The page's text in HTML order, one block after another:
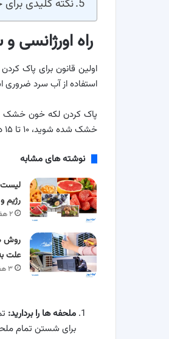
نکته کلیدی
راه اورژانسی
اولین قانون برای پاک
استفاده از آب سرد ضروری
پاک کردن لکه خون خشک
خشک شده شوید، ۱۰ تا ۱۵ دقیقه وقت بگذارید و مراحل زیر را انجام دهید:
نوشته های مشابه
لیست
رژیم
۲ هفته پیش
علت
۳ هفته پیش
ملحفه ها را بردارید:
برای شستن تمام